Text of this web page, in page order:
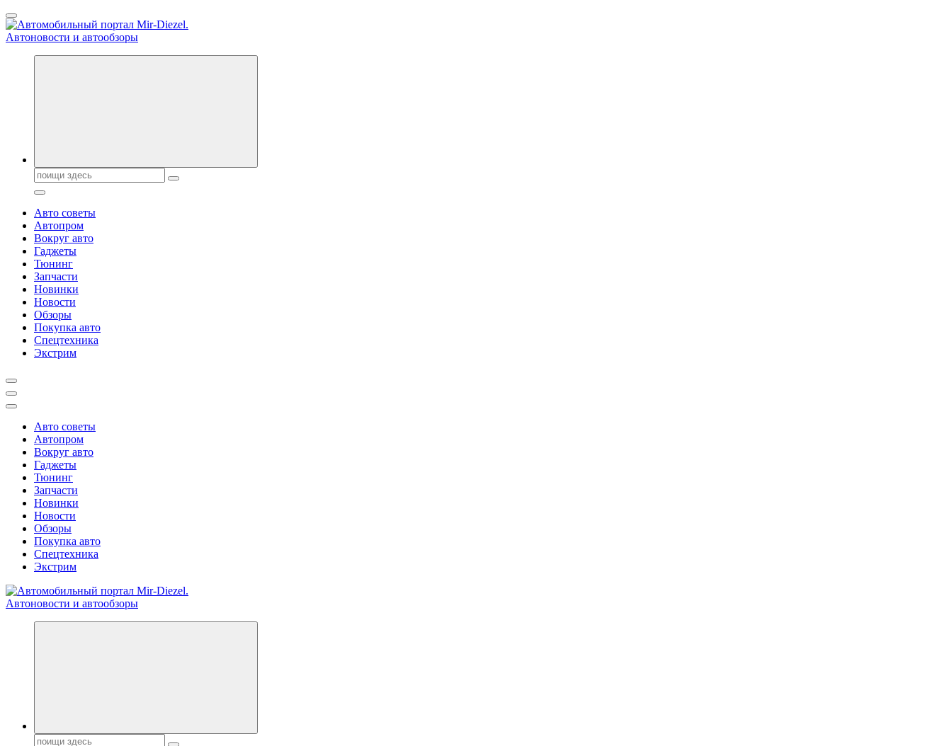
Перейти
к
содержанию
Справочник автомобилиста. Обзор новинок популярных автобрендов, технические характреристики, фото и автообзоры. Автотюнинг, тест-драйвы. Шины, диски, резина
Поиск:
Авто советы
Автопром
Вокруг авто
Гаджеты
Тюнинг
Запчасти
Новинки
Новости
Обзоры
Покупка авто
Спецтехника
Экстрим
Авто советы
Автопром
Вокруг авто
Гаджеты
Тюнинг
Запчасти
Новинки
Новости
Обзоры
Покупка авто
Спецтехника
Экстрим
Справочник автомобилиста. Обзор новинок популярных автобрендов, технические характреристики, фото и автообзоры. Автотюнинг, тест-драйвы. Шины, диски, резина
Поиск: